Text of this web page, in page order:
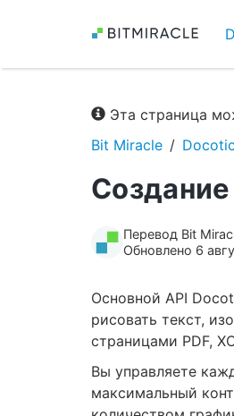
Эта страница
Bit Miracle
Перевод Bit
Обновлено 6
Основной API
рисовать текст,
страницами PDF,
Вы управляете
максимальный